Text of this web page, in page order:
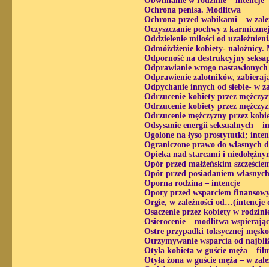
Ochrona penisa. Modlitwa
Ochrona przed wabikami – w
Oczyszczanie pochwy z
Oddzielenie miłości od
Odmóżdżenie kobiety- nałożnicy.
Odporność na destrukcyjny
Odprawianie wrogo nastawionych
Odprawienie zalotników,
Odpychanie innych od siebie- w
Odrzucenie kobiety przez
Odrzucenie kobiety przez
Odrzucenie mężczyzny przez
Odsysanie energii seksualnych –
Ogolone na łyso prostytutki;
Ograniczone prawo do własnych
Opieka nad starcami i
Opór przed małżeńskim
Opór przed posiadaniem
Oporna rodzina – intencje
Opory przed wsparciem
Orgie, w zależności od…(intencje
Osaczenie przez kobiety w
Osierocenie – modlitwa
Ostre przypadki toksycznej
Otrzymywanie wsparcia od
Otyła kobieta w guście męża –
Otyła żona w guście męża – w